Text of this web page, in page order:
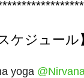
ケジュー
yoga